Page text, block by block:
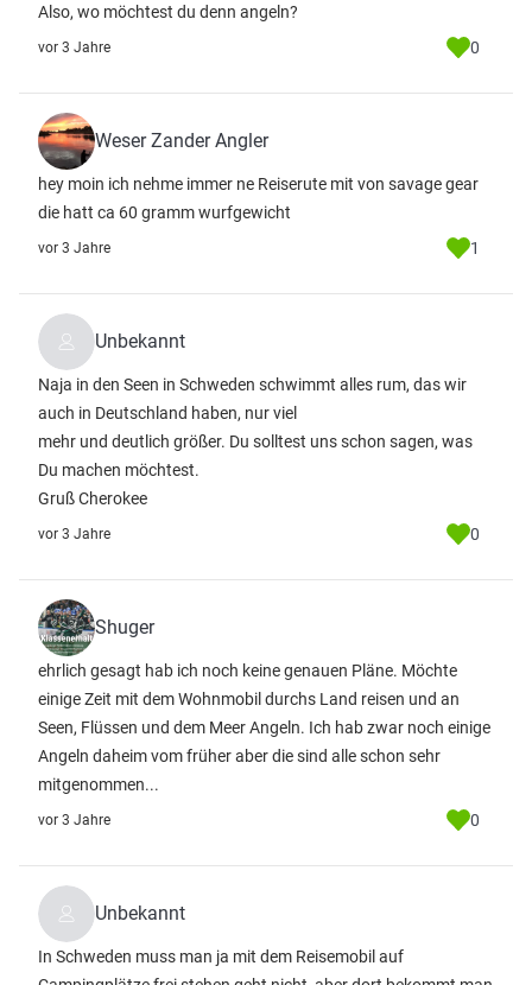
Also, wo möchtest du denn angeln?
vor 3 Jahre 0
Weser Zander Angler
hey moin ich nehme immer ne Reiserute mit von savage gear
die hatt ca 60 gramm wurfgewicht
vor 3 Jahre 1
Unbekannt
Naja in den Seen in Schweden schwimmt alles rum, das wir
auch in Deutschland haben, nur viel
mehr und deutlich größer. Du solltest uns schon sagen, was
Du machen möchtest.
Gruß Cherokee
vor 3 Jahre 0
Shuger
ehrlich gesagt hab ich noch keine genauen Pläne. Möchte
einige Zeit mit dem Wohnmobil durchs Land reisen und an
Seen, Flüssen und dem Meer Angeln. Ich hab zwar noch einige
Angeln daheim vom früher aber die sind alle schon sehr
mitgenommen...
vor 3 Jahre 0
Unbekannt
In Schweden muss man ja mit dem Reisemobil auf